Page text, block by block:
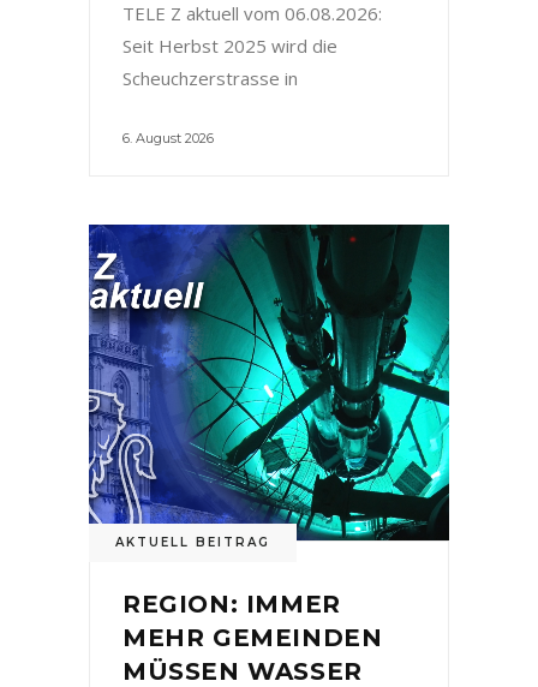
TELE Z aktuell vom 06.08.2026:
Seit Herbst 2025 wird die
Scheuchzerstrasse in
6. August 2026
AKTUELL BEITRAG
REGION: IMMER
MEHR GEMEINDEN
MÜSSEN WASSER